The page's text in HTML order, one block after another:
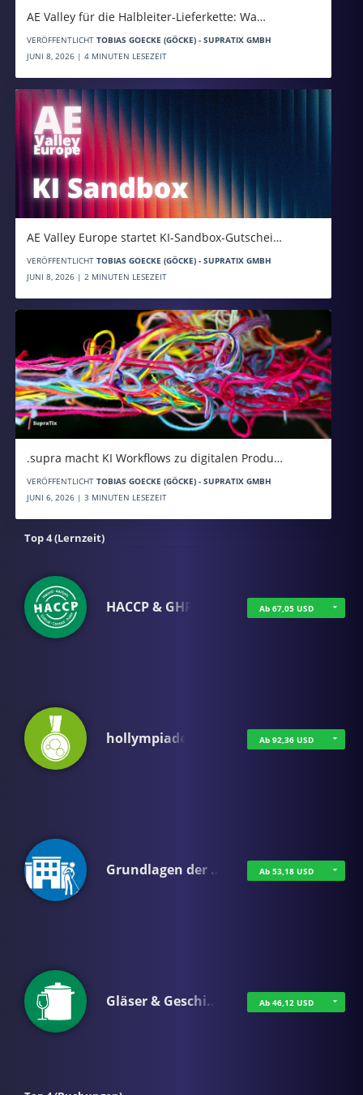
AE Valley für die Halbleiter-Lieferkette: Wa…
VERÖFFENTLICHT TOBIAS GOECKE (GÖCKE) - SUPRATIX GMBH
JUNI 8, 2026 | 4 MINUTEN LESEZEIT
AE Valley Europe startet KI-Sandbox-Gutschei…
VERÖFFENTLICHT TOBIAS GOECKE (GÖCKE) - SUPRATIX GMBH
JUNI 8, 2026 | 2 MINUTEN LESEZEIT
.supra macht KI Workflows zu digitalen Produ…
VERÖFFENTLICHT TOBIAS GOECKE (GÖCKE) - SUPRATIX GMBH
JUNI 6, 2026 | 3 MINUTEN LESEZEIT
Top 4 (Lernzeit)
HACCP & GHP Ab 67,05 USD
hollympiade Ab 92,36 USD
Grundlagen der … Ab 53,18 USD
Gläser & Geschi… Ab 46,12 USD